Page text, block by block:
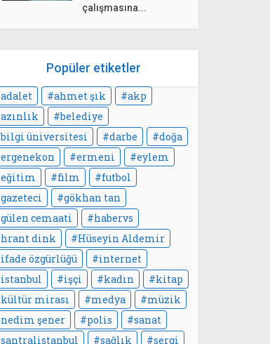
çalışmasına...
Popüler etiketler
adalet ahmet şık
akp
azınlık
belediye
bilgi üniversitesi
darbe
doğa
ergenekon
ermeni
eylem
eğitim
film
futbol
gazeteci
gökhan tan
gülen cemaati
habervs
hrant dink
Hüseyin Aldemir
ifade özgürlüğü
internet
istanbul
işçi kadın
kitap
kültür mirası
medya
müzik
nedim şener
polis
sanat
santralistanbul
sağlık sergi